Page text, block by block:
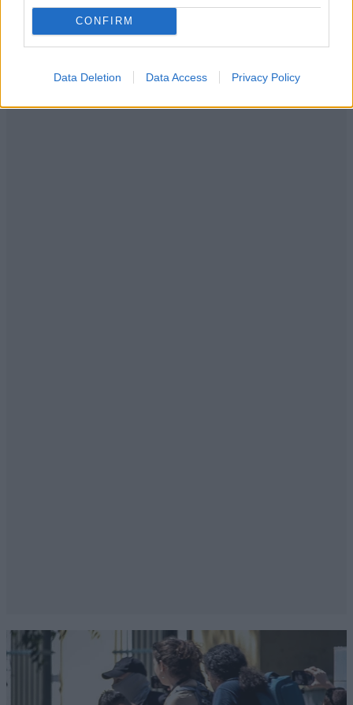
CONFIRM
Data Deletion Data Access Privacy Policy
Μαρία Κορινθίου: «Είμαι πιο ευτυχισμένη από
ποτέ – Ναι, έχω πατήσει φρένο»